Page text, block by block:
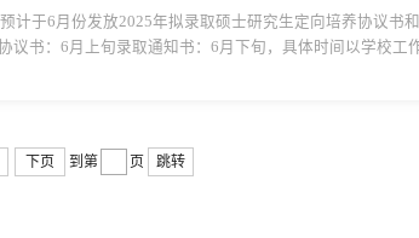
计于6月份发放2025年拟录取硕士研究生定向培养协议书
书：6月上旬录取通知书：6月下旬，具体时间以学校工
下页 到第 页 跳转